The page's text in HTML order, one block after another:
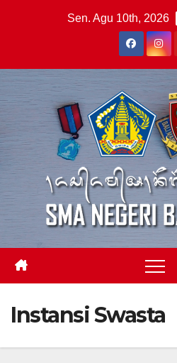
Sen. Agu 10th, 2026
Instansi Swasta